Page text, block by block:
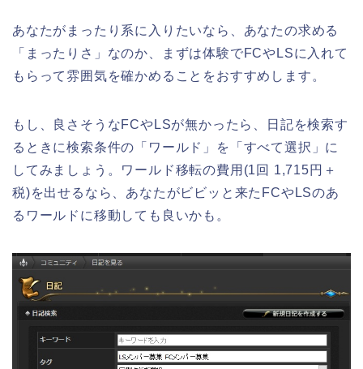
あなたがまったり系に入りたいなら、あなたの求める
「まったりさ」なのか、まずは体験でFCやLSに入れて
もらって雰囲気を確かめることをおすすめします。
もし、良さそうなFCやLSが無かったら、日記を検索す
るときに検索条件の「ワールド」を「すべて選択」に
してみましょう。ワールド移転の費用(1回 1,715円＋
税)を出せるなら、あなたがビビッと来たFCやLSのあ
るワールドに移動しても良いかも。